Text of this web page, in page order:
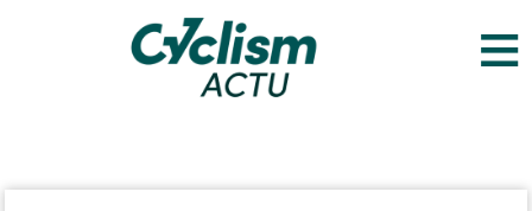
≡